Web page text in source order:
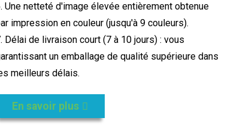
Une netteté d'image élevée entièrement obtenue
impression en couleur (jusqu'à 9 couleurs).
Délai de livraison court (7 à 10 jours) : vous
un emballage de qualité supérieure dans
meilleurs délais.
En savoir plus